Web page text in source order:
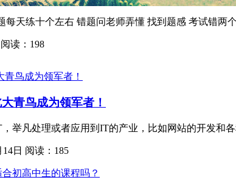
每天练十个左右 错题问老师弄懂 找到题感 考试错两
阅读：198
青鸟成为领军者！
举凡处理或者应用到IT的产业，比如网站的开发和
日 阅读：185